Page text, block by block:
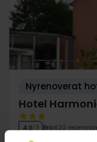
Nyrenoverat
Hotel
4.0/ 5 Bra622
Haderslev